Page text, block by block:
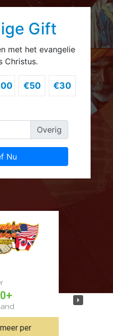
Gift
met het evangelie
Christus.
€50 €30
Overig
per